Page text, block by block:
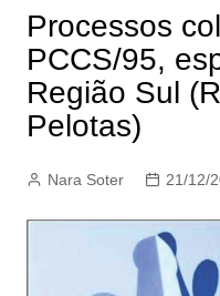
Processos
PCCS/95,
Região Sul
Pelotas)
Nara Soter 21/12/